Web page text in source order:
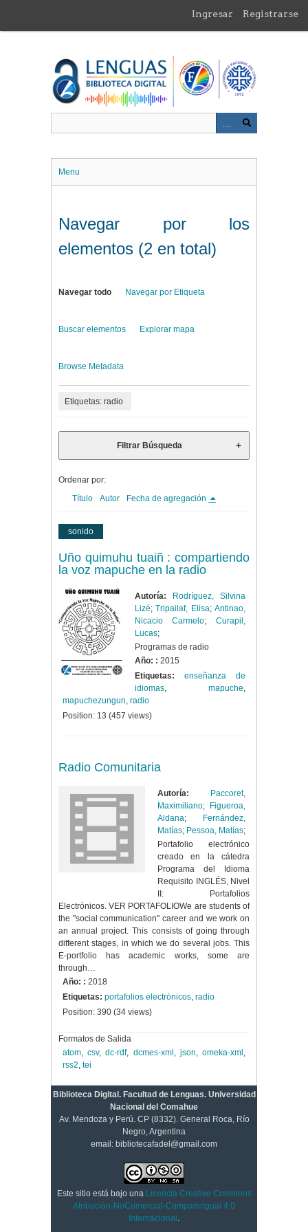
contenido
Ingresar Registrarse
Menu
Navegar por los
elementos (2 en total)
Navegar todo Navegar por Etiqueta
Buscar elementos Explorar mapa
Browse Metadata
Etiquetas: radio
Filtrar Búsqueda
Ordenar por:
Título
Autor Fecha de agregación
sonido
Uño quimuhu tuaiñ : compartiendo
la voz mapuche en la radio
Autoría:
Rodríguez, Silvina
Lizé;Tripailaf, Elisa; Antinao,
Nicacio Carmelo;Curapil,
Lucas;
Programas de radio
Año: : 2015
Etiquetas:
enseñanza de
idiomas, mapuche,
mapuchezungun, radio
Position: 13 (457 views)
Radio Comunitaria
Autoría:
Paccoret,
Maximiliano;
Figueroa,
Aldana;
Fernández,
Matías; Pessoa, Matías;
Portafolio electrónico
creado en la cátedra
Programa del Idioma
Requisito INGLÉS, Nivel
II: Portafolios
Electrónicos. VER PORTAFOLIOWe are students of
the "social communication" career and we work on
an annual project. This consists of going through
different stages, in which we do several jobs. This
E-portfolio has academic works, some are
through…
Año: : 2018
Etiquetas: portafolios electrónicos, radio
Position: 390 (34 views)
Formatos de Salida
atom,csv,dc-rdf, dcmes-xml , json,omeka-xml ,
rss2, tei
Biblioteca Digital. Facultad de Lenguas. Universidad
Nacional del Comahue
Av. Mendoza y Perú. CP (8332). General Roca, Río
Negro, Argentina
email: bibliotecafadel@gmail.com
Este sitio está bajo una Licencia Creative Commons
Atribución-NoComercial-CompartirIgual 4.0
Internacional .